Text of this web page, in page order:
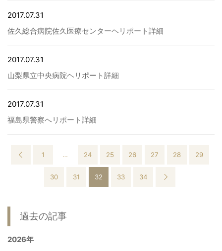
2017.07.31
佐久総合病院佐久医療センターヘリポート詳細
2017.07.31
山梨県立中央病院ヘリポート詳細
2017.07.31
福島県警察へリポート詳細
1 … 24 25 26 27 28 29
30 31 32 33 34
過去の記事
2026年